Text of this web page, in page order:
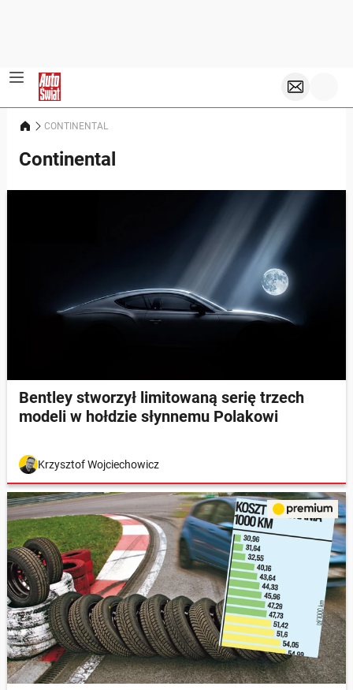
CONTINENTAL
Continental
Bentley stworzył limitowaną serię trzech
modeli w hołdzie słynnemu Polakowi
Krzysztof Wojciechowicz